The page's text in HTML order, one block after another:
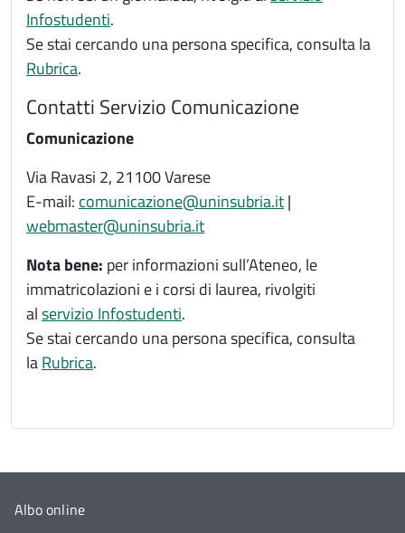
Infostudenti.
Se stai cercando una persona specifica, consulta la
Rubrica.
Contatti Servizio Comunicazione
Comunicazione
Via Ravasi 2, 21100 Varese
E-mail: comunicazione@uninsubria.it|
webmaster@uninsubria.it
Nota bene: per informazioni sull’Ateneo, le
immatricolazioni e i corsi di laurea, rivolgiti
alservizio Infostudenti.
Se stai cercando una persona specifica, consulta
laRubrica.
Albo online